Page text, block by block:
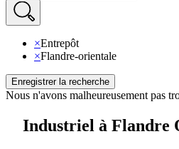
×Entrepôt
×Flandre-orientale
Enregistrer la recherche
Nous n'avons malheureusement pas
Industriel à Flandre